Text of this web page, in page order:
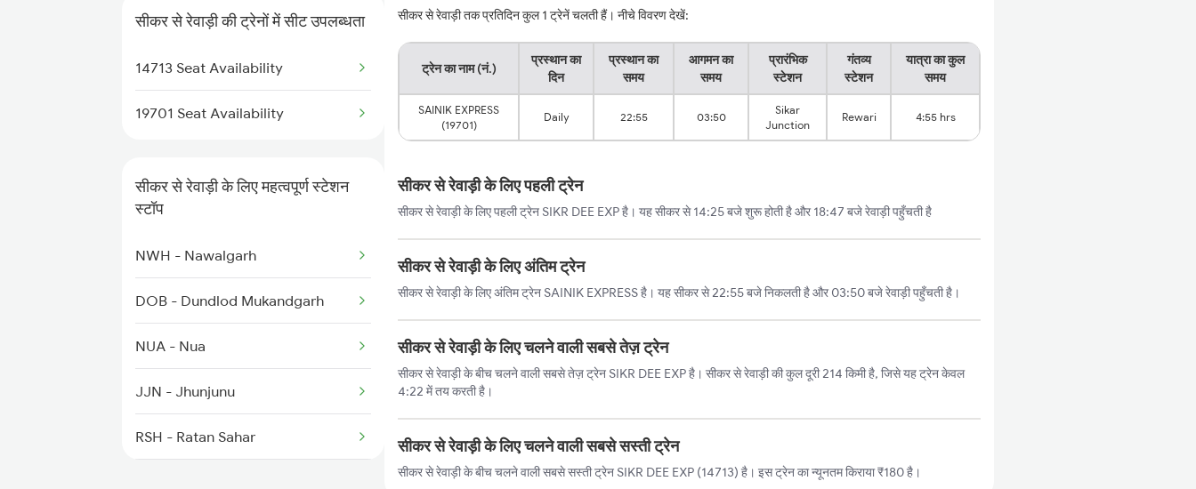
सीकर से रेवाड़ी की ट्रेनों में सीट उपलब्धता
14713 Seat Availability
19701 Seat Availability
सीकर से रेवाड़ी के लिए महत्वपूर्ण स्टेशन
स्टॉप
NWH - Nawalgarh
DOB - Dundlod Mukandgarh
NUA - Nua
JJN - Jhunjunu
RSH - Ratan Sahar
सीकर से रेवाड़ी तक प्रतिदिन कुल 1 ट्रेनें चलती हैं। नीचे विवरण देखें:
ट्रेन का नाम (नं.)
प्रस्थान का
दिन
प्रस्थान का
समय
आगमन का
समय
प्रारंभिक
स्टेशन
गंतव्य
स्टेशन
यात्रा का कुल
समय
SAINIK EXPRESS
(19701)
Daily 22:55 03:50
Sikar
Junction
Rewari 4:55 hrs
सीकर से रेवाड़ी के लिए पहली ट्रेन
सीकर से रेवाड़ी के लिए पहली ट्रेन SIKR DEE EXP है। यह सीकर से 14:25 बजे शुरू होती है और 18:47 बजे रेवाड़ी पहुँचती है
सीकर से रेवाड़ी के लिए अंतिम ट्रेन
सीकर से रेवाड़ी के लिए अंतिम ट्रेन SAINIK EXPRESS है। यह सीकर से 22:55 बजे निकलती है और 03:50 बजे रेवाड़ी पहुँचती है।
सीकर से रेवाड़ी के लिए चलने वाली सबसे तेज़ ट्रेन
सीकर से रेवाड़ी के बीच चलने वाली सबसे तेज़ ट्रेन SIKR DEE EXP है। सीकर से रेवाड़ी की कुल दूरी 214 किमी है, जिसे यह ट्रेन केवल
4:22 में तय करती है।
सीकर से रेवाड़ी के लिए चलने वाली सबसे सस्ती ट्रेन
सीकर से रेवाड़ी के बीच चलने वाली सबसे सस्ती ट्रेन SIKR DEE EXP (14713) है। इस ट्रेन का न्यूनतम किराया ₹180 है।